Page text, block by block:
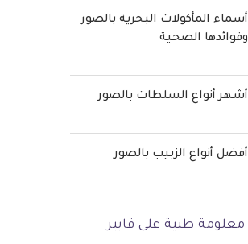
أسماء المأكولات البحرية بالصور
وفوائدها الصحية
أشهر أنواع السلطات بالصور
أفضل أنواع الزبيب بالصور